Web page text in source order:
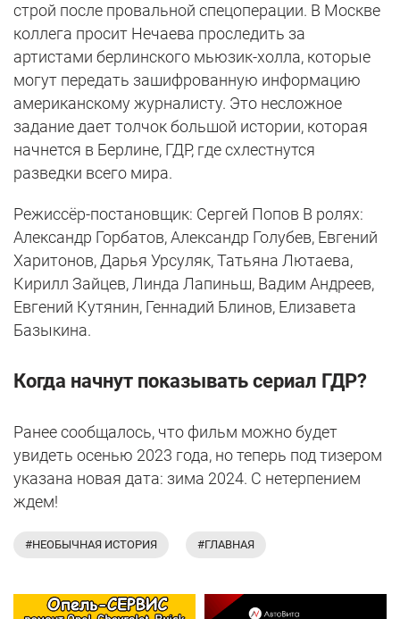
строй после провальной спецоперации. В Москве
коллега просит Нечаева проследить за
артистами берлинского мьюзик-холла, которые
могут передать зашифрованную информацию
американскому журналисту. Это несложное
задание дает толчок большой истории, которая
начнется в Берлине, ГДР, где схлестнутся
разведки всего мира.
Режиссёр-постановщик: Сергей Попов В ролях:
Александр Горбатов, Александр Голубев, Евгений
Харитонов, Дарья Урсуляк, Татьяна Лютаева,
Кирилл Зайцев, Линда Лапиньш, Вадим Андреев,
Евгений Кутянин, Геннадий Блинов, Елизавета
Базыкина.
Когда начнут показывать сериал ГДР?
Ранее сообщалось, что фильм можно будет
увидеть осенью 2023 года, но теперь под тизером
указана новая дата: зима 2024. С нетерпением
ждем!
#НЕОБЫЧНАЯ ИСТОРИЯ #ГЛАВНАЯ